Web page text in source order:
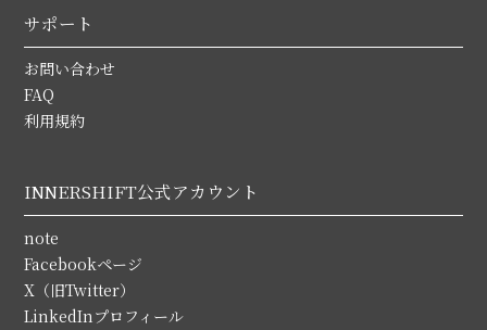
サポート
お問い合わせ
FAQ
利用規約
INNERSHIFT公式アカウント
note
Facebookページ
X（旧Twitter）
LinkedInプロフィール